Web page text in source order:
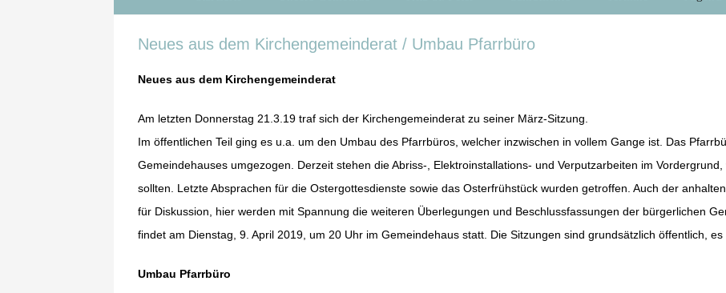
Neues aus dem Kirchengemeinderat / Umbau Pfarrbüro
Neues aus dem Kirchengemeinderat
Am letzten Donnerstag 21.3.19 traf sich der Kirchengemeinderat zu seiner März-Sitzung.
Im öffentlichen Teil ging es u.a. um den Umbau des Pfarrbüros, welcher inzwischen in vollem Gange ist. Das
Gemeindehauses umgezogen. Derzeit stehen die Abriss-, Elektroinstallations- und Verputzarbeiten im
sollten. Letzte Absprachen für die Ostergottesdienste sowie das Osterfrühstück wurden getroffen. Auch der
für Diskussion, hier werden mit Spannung die weiteren Überlegungen und Beschlussfassungen der bürgerlichen
findet am Dienstag, 9. April 2019, um 20 Uhr im Gemeindehaus statt. Die Sitzungen sind grundsätzlich öffentlich,
Umbau Pfarrbüro